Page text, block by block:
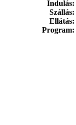
Indulás:
Szállás:
Ellátás:
Program: